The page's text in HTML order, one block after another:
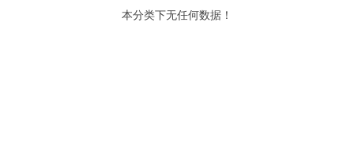
本分类下无任何数据！